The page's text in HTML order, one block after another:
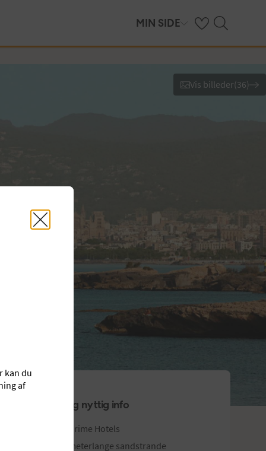
MIN SIDE Se dine gemte
Søg på spies.dk
Vis billeder(36)
Tips og nyttig info
Sunprime Hotels
Kilometerlange sandstrande
kan du
af